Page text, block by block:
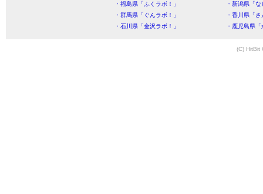
・福島県「ふくラボ！」
・新潟県「
・群馬県「ぐんラボ！」
・香川県「
・石川県「金沢ラボ！」
・鹿児島県
(C) HitBit